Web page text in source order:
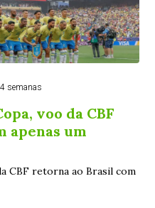
semanas
voo da CBF
apenas um
CBF retorna ao Brasil com